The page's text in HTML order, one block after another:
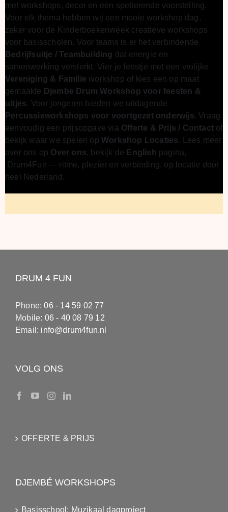
met workshops, decor en een spetterende voorstelling.
Voor elk thema hebben wij een mooie workshop dag,
zeker voor de Kinderboekenweek creatieve workshops
voor basisscholen. Voor teams is er het verbindende
Bedrijfsuitje / Teambuilding dat energie en
samenwerking versterkt. Vier je feestje met een vrolijke
Vereniging & Familie workshop of kies een op maat
gemaakte Djembe Drum Workshop voor feesten &
uitjes. Voor jongeren bieden we uitdagende
Percussieworkshops voor voortgezet onderwijs. Vraag
eenvoudig een prijsopgave via Offerte & Prijs / Contact of
bekijk waar we spelen op Workshop Locaties. Lees meer
over ons op Over ons, bekijk de English pagina,
Drum4Fun — ritme, plezier en verbinding, op locatie door
heel Nederland.
DRUM 4 FUN
Phone:06 - 14 59 02 77
Mobile: 06 - 40 08 79 12
Email: info@drum4fun.nl
VOLG ONS
OFFERTE & PRIJS
DJEMBÉ WORKSHOPS
Basisschool: Muzikaal dagproject